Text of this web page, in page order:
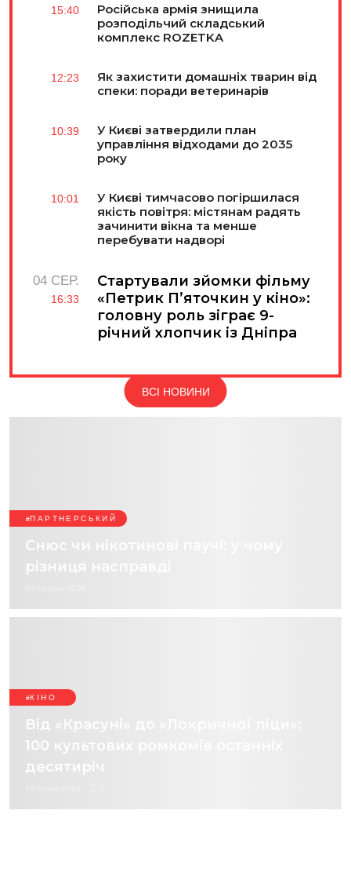
15:40
Російська армія знищила
розподільчий складський
комплекс ROZETKA
12:23
Як захистити домашніх тварин від
спеки: поради ветеринарів
10:39
У Києві затвердили план
управління відходами до 2035
року
10:01
У Києві тимчасово погіршилася
якість повітря: містянам радять
зачинити вікна та менше
перебувати надворі
04 СЕР.
16:33
Стартували зйомки фільму
«Петрик П’яточкин у кіно»:
головну роль зіграє 9-
річний хлопчик із Дніпра
ВСІ НОВИНИ
ПАРТНЕРСЬКИЙ
Снюс чи нікотинові паучі: у чому
різниця насправді
КІНО
Від «Красуні» до «Локричної піци»:
100 культових ромкомів останніх
десятиріч